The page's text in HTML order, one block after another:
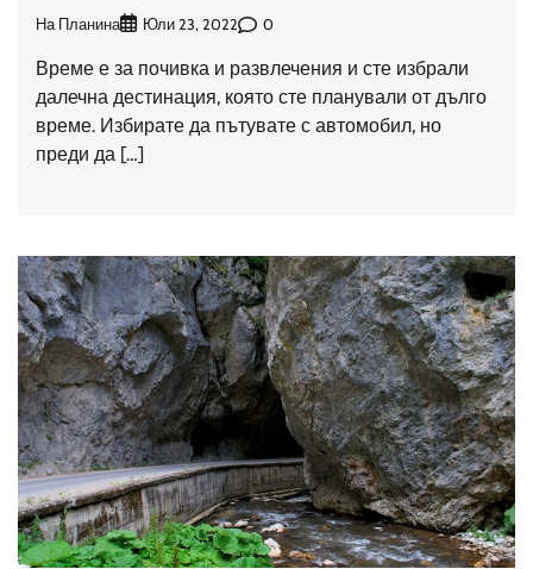
На Планина Юли 23, 2022 0
Време е за почивка и развлечения и сте избрали
далечна дестинация, която сте планували от дълго
време. Избирате да пътувате с автомобил, но
преди да […]